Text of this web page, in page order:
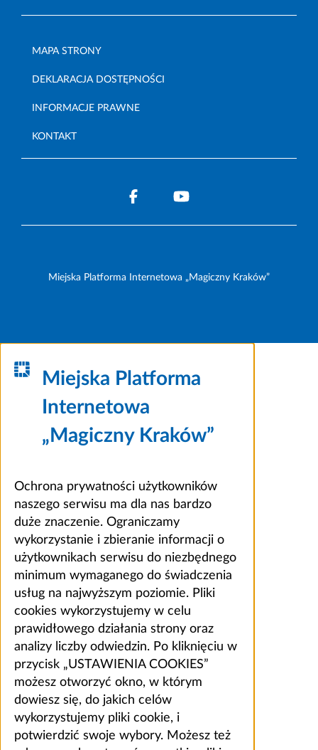
MAPA STRONY
DEKLARACJA DOSTĘPNOŚCI
INFORMACJE PRAWNE
KONTAKT
Miejska Platforma Internetowa „Magiczny Kraków”
Miejska Platforma
Internetowa
„Magiczny Kraków”
Ochrona prywatności użytkowników
naszego serwisu ma dla nas bardzo
duże znaczenie. Ograniczamy
wykorzystanie i zbieranie informacji o
użytkownikach serwisu do niezbędnego
minimum wymaganego do świadczenia
usług na najwyższym poziomie. Pliki
cookies wykorzystujemy w celu
prawidłowego działania strony oraz
analizy liczby odwiedzin. Po kliknięciu w
przycisk „USTAWIENIA COOKIES”
możesz otworzyć okno, w którym
dowiesz się, do jakich celów
wykorzystujemy pliki cookie, i
potwierdzić swoje wybory. Możesz też